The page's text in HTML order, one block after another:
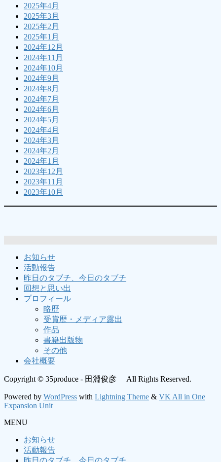
2025年4月
2025年3月
2025年2月
2025年1月
2024年12月
2024年11月
2024年10月
2024年9月
2024年8月
2024年7月
2024年6月
2024年5月
2024年4月
2024年3月
2024年2月
2024年1月
2023年12月
2023年11月
2023年10月
お知らせ
活動報告
昨日のタブチ、今日のタブチ
回想と思い出
プロフィール
略歴
受賞歴・メディア露出
作品
書籍出版物
その他
会社概要
Copyright © 35produce - 田淵俊彦 All Rights Reserved.
Powered by WordPress with Lightning Theme & VK All in One
Expansion Unit
MENU
お知らせ
活動報告
昨日のタブチ、今日のタブチ